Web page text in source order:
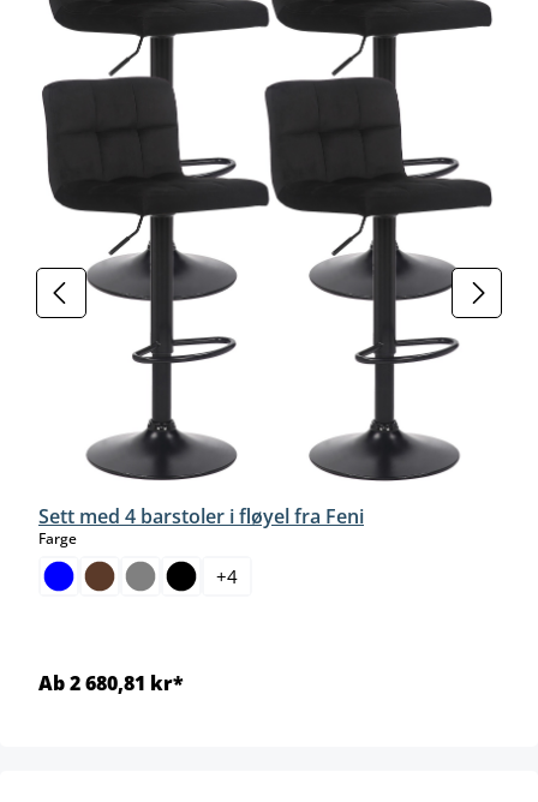
Sett med 4 barstoler i fløyel fra Feni
Fargeselect
+4
Ab 2 680,81 kr*